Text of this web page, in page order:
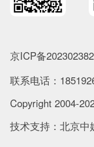
京ICP备
联系电话：
Copyright 2004-
技术支持：北京中